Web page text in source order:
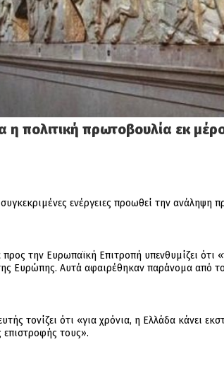
η πολιτική πρωτοβουλία εκ
ενέργειες προωθεί την
την Ευρωπαϊκή Επιτροπή υπενθυμίζει
Ευρώπης. Αυτά αφαιρέθηκαν παράνομα
τονίζει ότι «για χρόνια, η Ελλάδα κάνει
τους».